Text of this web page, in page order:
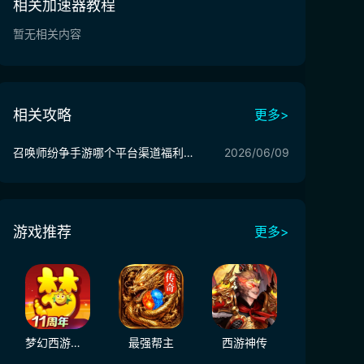
相关加速器教程
暂无相关内容
相关攻略 更多>
召唤师纷争手游哪个平台渠道福利/礼包最多最好 召唤师纷争手游福利分享 2026/06/09
游戏推荐 更多>
梦幻西游（大陆服） 最强帮主 西游神传